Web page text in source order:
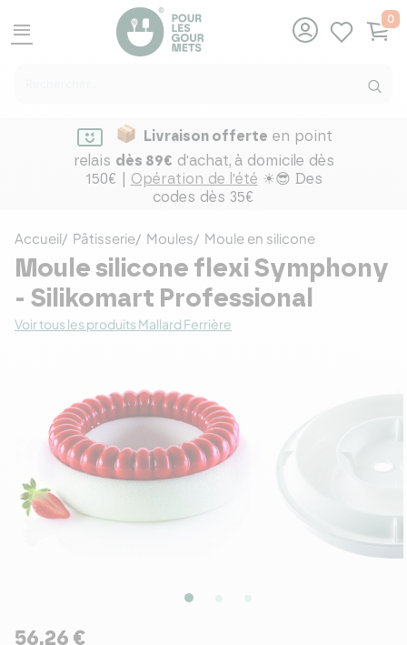
menu
0
Livraison offerte en point
relais dès 89€ d'achat, à domicile dès
150€ | Opération de l'été ☀😎 Des
codes dès 35€
Accueil Pâtisserie Moules Moule en silicone
Moule silicone flexi Symphony
- Silikomart Professional
Voir tous les produits Mallard Ferrière
56,26 €